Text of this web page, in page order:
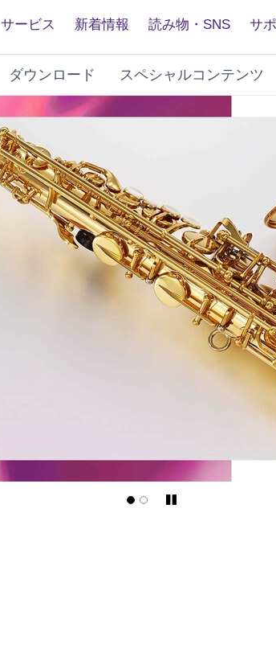
サービス 新着情報 読み物・SNS サ
ダウンロード スペシャルコンテンツ
Pause/Play